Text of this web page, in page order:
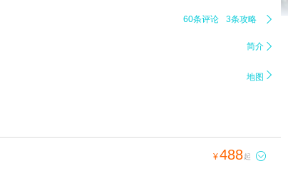
60条评论 3条攻略 
简介 
地图 
¥488起 